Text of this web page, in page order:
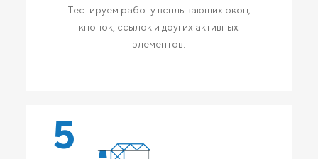
Тестируем работу всплывающих окон,
кнопок, ссылок и других активных
элементов.
5